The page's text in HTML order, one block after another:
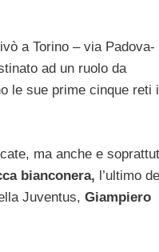
a Torino – via
ad un ruolo da
le sue prime cinque reti
ma anche e
bianconera, l’ultimo
Juventus, Giampiero